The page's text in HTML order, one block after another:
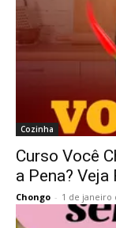
Cozinha
Curso Você
a Pena?
Chongo - 1 de janeiro